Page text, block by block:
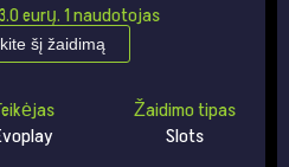
3.0eurų.1naudotojas
šį žaidimą
Žaidimo tipas
Slots